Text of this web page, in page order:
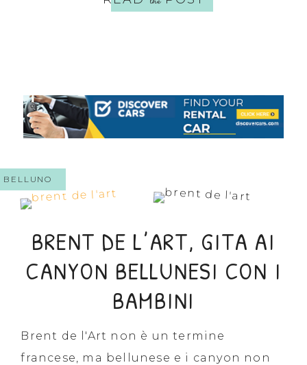
BELLUNO
BRENT DE L’ART, GITA AI
CANYON BELLUNESI CON I
BAMBINI
Brent de l'Art non è un termine
francese, ma bellunese e i canyon non